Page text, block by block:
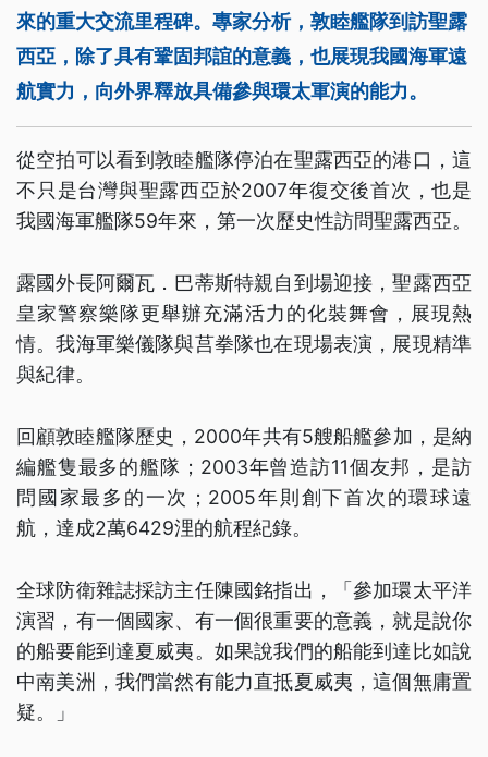
來的重大交流里程碑。專家分析，敦睦艦隊到訪聖露
西亞，除了具有鞏固邦誼的意義，也展現我國海軍遠
航實力，向外界釋放具備參與環太軍演的能力。
從空拍可以看到敦睦艦隊停泊在聖露西亞的港口，這
不只是台灣與聖露西亞於2007年復交後首次，也是
我國海軍艦隊59年來，第一次歷史性訪問聖露西亞。
露國外長阿爾瓦．巴蒂斯特親自到場迎接，聖露西亞
皇家警察樂隊更舉辦充滿活力的化裝舞會，展現熱
情。我海軍樂儀隊與莒拳隊也在現場表演，展現精準
與紀律。
回顧敦睦艦隊歷史，2000年共有5艘船艦參加，是納
編艦隻最多的艦隊；2003年曾造訪11個友邦，是訪
問國家最多的一次；2005年則創下首次的環球遠
航，達成2萬6429浬的航程紀錄。
全球防衛雜誌採訪主任陳國銘指出，「參加環太平洋
演習，有一個國家、有一個很重要的意義，就是說你
的船要能到達夏威夷。如果說我們的船能到達比如說
中南美洲，我們當然有能力直抵夏威夷，這個無庸置
疑。」